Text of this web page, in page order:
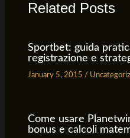
Related Posts
Sportbet: guida
registrazione e
January 5, 2015 /
Come usare
bonus e calcoli